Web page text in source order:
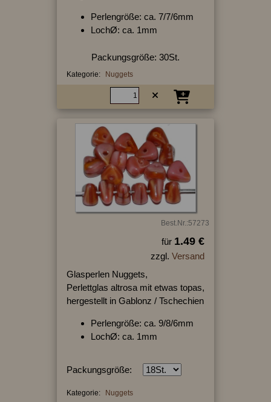
Perlengröße: ca. 7/7/6mm
LochØ: ca. 1mm
Packungsgröße: 30St.
Kategorie: Nuggets
Best.Nr.:57273
für 1.49 €
zzgl. Versand
Glasperlen Nuggets,
Perlettglas altrosa mit etwas topas,
hergestellt in Gablonz / Tschechien
Perlengröße: ca. 9/8/6mm
LochØ: ca. 1mm
Packungsgröße:
Kategorie: Nuggets